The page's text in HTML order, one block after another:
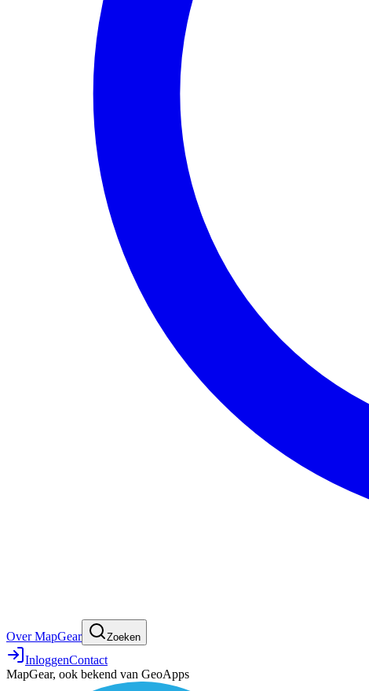
Over MapGear Zoeken
InloggenContact
MapGear, ook bekend van GeoApps